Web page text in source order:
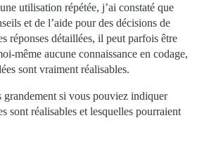
utilisation répétée, j’ai constaté que
et de l’aide pour des décisions de
réponses détaillées, il peut parfois être
même aucune connaissance en codage,
sont vraiment réalisables.
grandement si vous pouviez indiquer
sont réalisables et lesquelles pourraient